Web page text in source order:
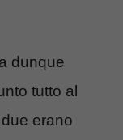
dunque
tutto al
erano